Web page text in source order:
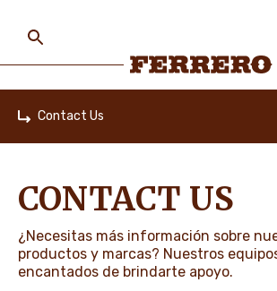
ABOUT US
PEOPLE & PLANET
main
content
Contact Us
CONTACT US
¿Necesitas más información sobre
productos y marcas? Nuestros
encantados de brindarte apoyo.